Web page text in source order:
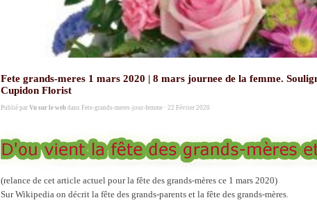
Fete grands-meres 1 mars 2020 | 8 mars journee de la femme.
Cupidon Florist
Publié par Vu sur le web dans Fete-grands-meres-jour-femme · 22 Février 2020
(relance de cet article actuel pour la fête des grands-mères ce 1 mars 2020)
Sur Wikipedia on décrit la fête des grands-parents et la fête des grands-mères.